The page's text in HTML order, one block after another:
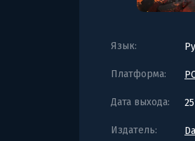
Язык:
Платформа:
Дата выхода:
Издатель: